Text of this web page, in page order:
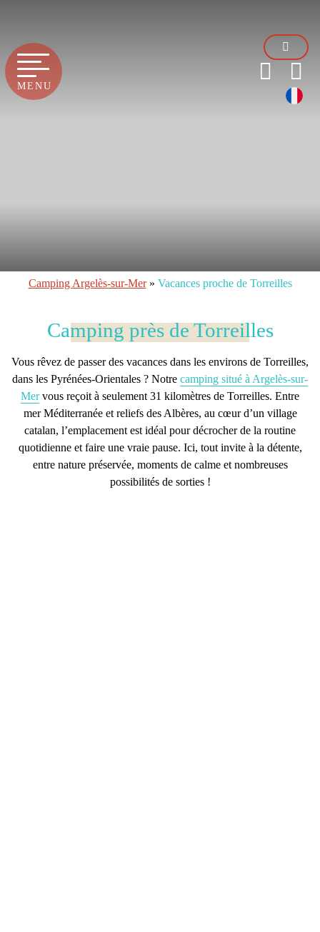
MENU
Camping Argelès-sur-Mer» Vacances proche de Torreilles
Camping près de Torreilles
Vous rêvez de passer des vacances dans les environs de Torreilles,
dans les Pyrénées-Orientales ? Notre camping situé à Argelès-sur-
Mervous reçoit à seulement 31 kilomètres de Torreilles. Entre
mer Méditerranéeet reliefs des Albères, au cœur d’un village
catalan, l’emplacement est idéal pour décrocher de la routine
quotidienne et faire une vraie pause. Ici, tout invite à la détente,
entre nature préservée, moments de calme et nombreuses
possibilités de sorties !